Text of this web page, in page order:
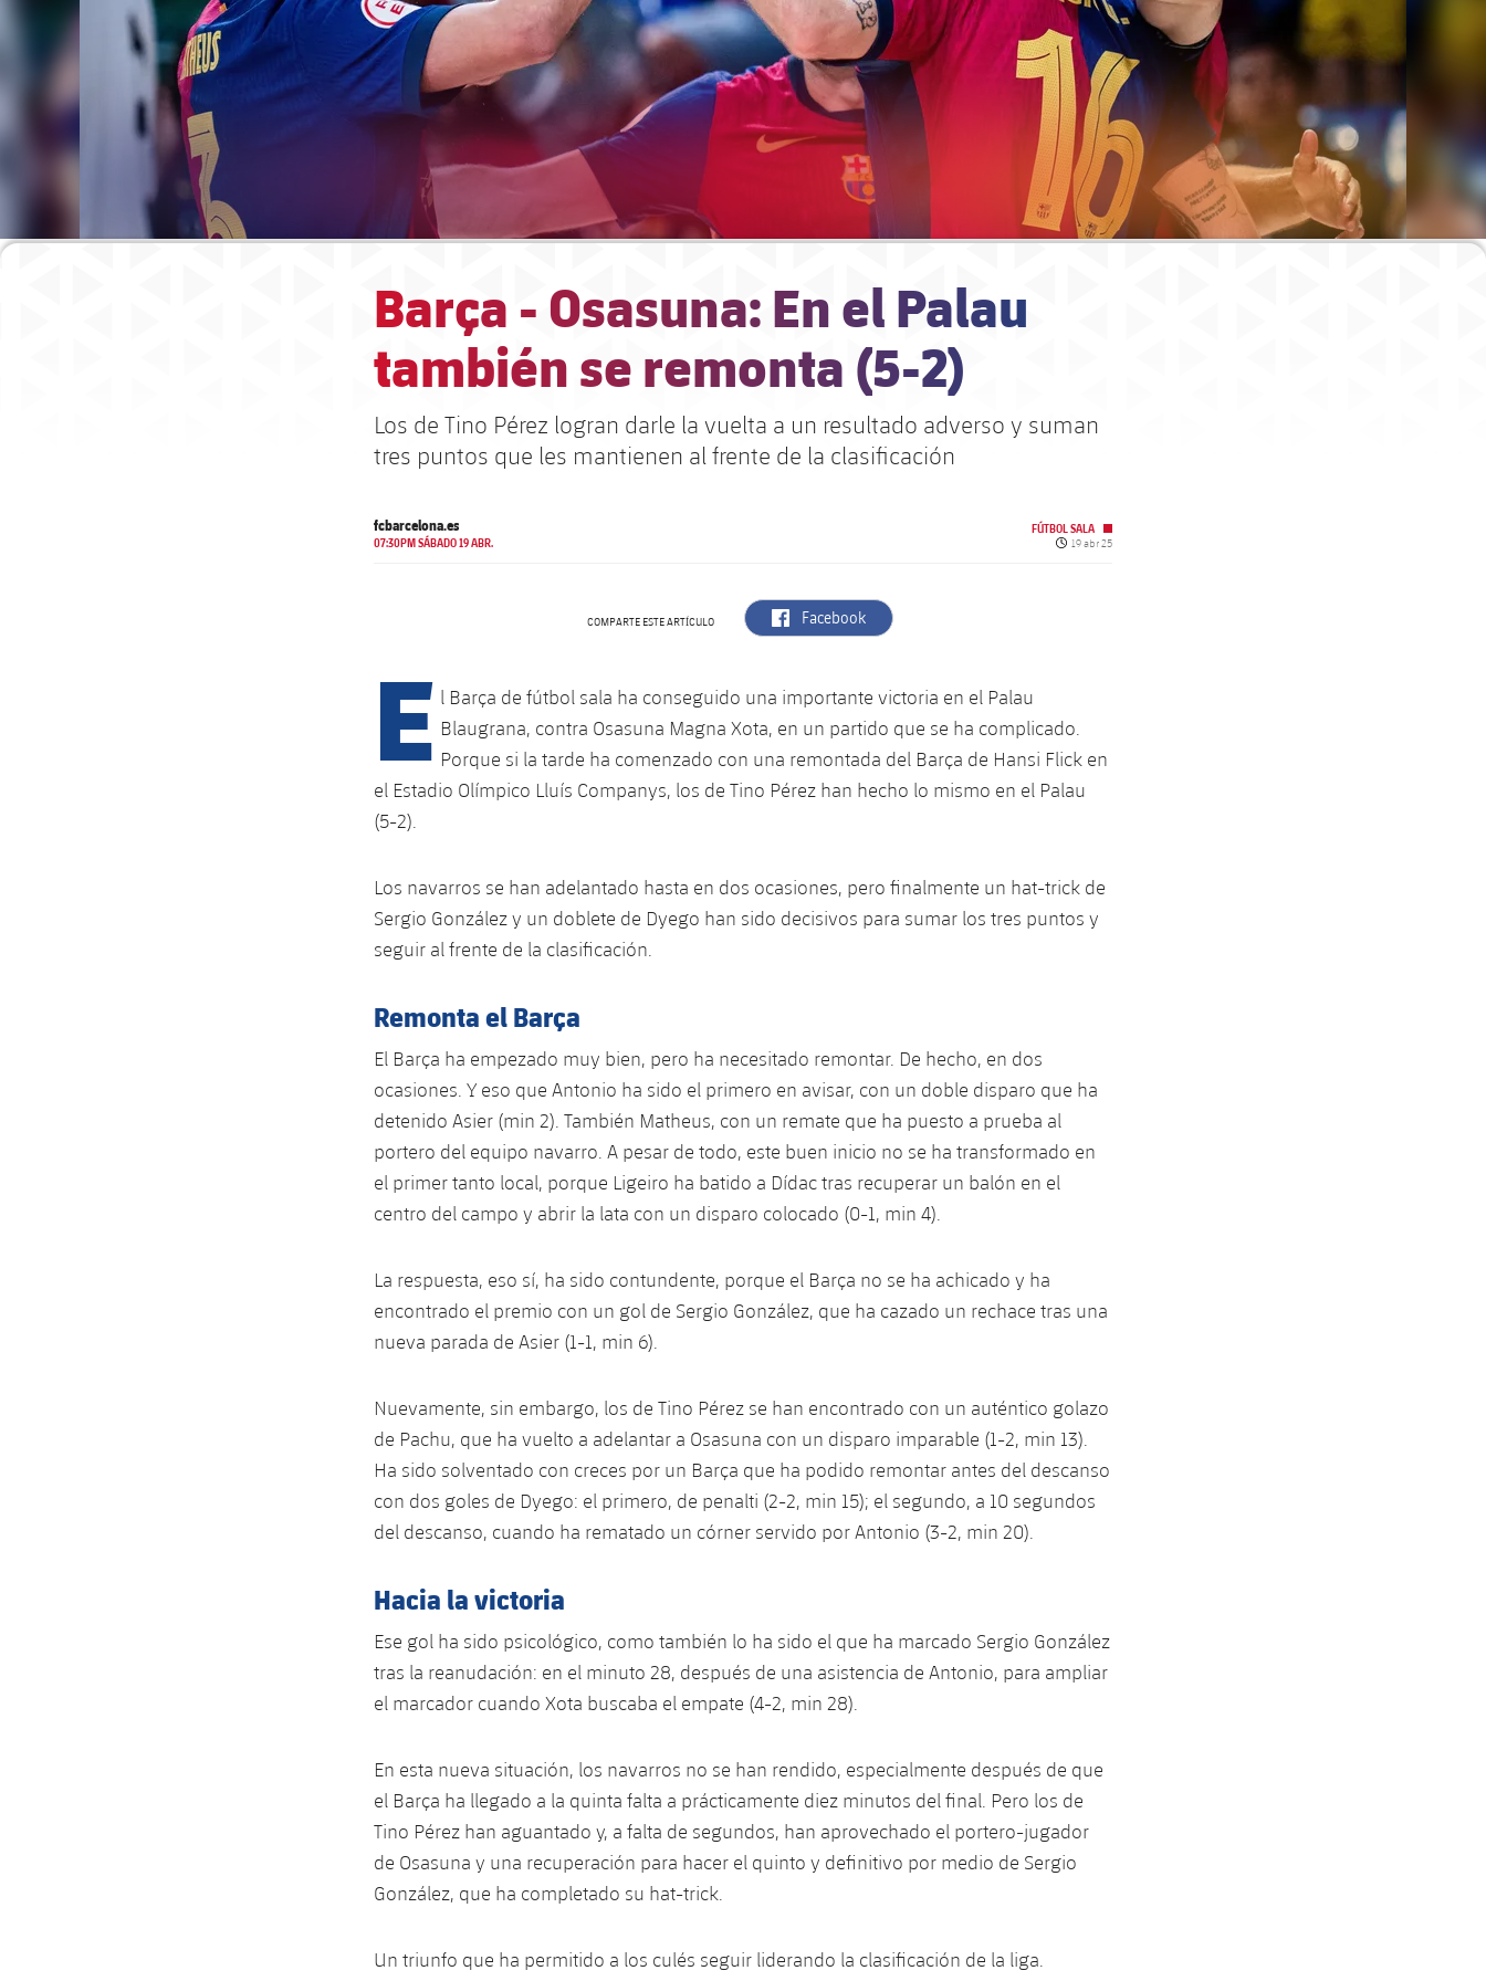
Barça - Osasuna: En el Palau
también se remonta (5-2)
Los de Tino Pérez logran darle la vuelta a un resultado adverso y suman
tres puntos que les mantienen al frente de la clasificación
fcbarcelona.es
07:30PM SÁBADO 19 ABR.
FÚTBOL SALA
Fecha de publicación
19 abr 25
COMPARTE ESTE ARTÍCULO label.aria.facebook
Facebook
E l Barça de fútbol sala ha conseguido una importante victoria en el Palau
Blaugrana, contra Osasuna Magna Xota, en un partido que se ha complicado.
Porque si la tarde ha comenzado con una remontada del Barça de Hansi Flick en
el Estadio Olímpico Lluís Companys, los de Tino Pérez han hecho lo mismo en el Palau
(5-2).
Los navarros se han adelantado hasta en dos ocasiones, pero finalmente un hat-trick de
Sergio González y un doblete de Dyego han sido decisivos para sumar los tres puntos y
seguir al frente de la clasificación.
Remonta el Barça
El Barça ha empezado muy bien, pero ha necesitado remontar. De hecho, en dos
ocasiones. Y eso que Antonio ha sido el primero en avisar, con un doble disparo que ha
detenido Asier (min 2). También Matheus, con un remate que ha puesto a prueba al
portero del equipo navarro. A pesar de todo, este buen inicio no se ha transformado en
el primer tanto local, porque Ligeiro ha batido a Dídac tras recuperar un balón en el
centro del campo y abrir la lata con un disparo colocado (0-1, min 4).
La respuesta, eso sí, ha sido contundente, porque el Barça no se ha achicado y ha
encontrado el premio con un gol de Sergio González, que ha cazado un rechace tras una
nueva parada de Asier (1-1, min 6).
Nuevamente, sin embargo, los de Tino Pérez se han encontrado con un auténtico golazo
de Pachu, que ha vuelto a adelantar a Osasuna con un disparo imparable (1-2, min 13).
Ha sido solventado con creces por un Barça que ha podido remontar antes del descanso
con dos goles de Dyego: el primero, de penalti (2-2, min 15); el segundo, a 10 segundos
del descanso, cuando ha rematado un córner servido por Antonio (3-2, min 20).
Hacia la victoria
Ese gol ha sido psicológico, como también lo ha sido el que ha marcado Sergio González
tras la reanudación: en el minuto 28, después de una asistencia de Antonio, para ampliar
el marcador cuando Xota buscaba el empate (4-2, min 28).
En esta nueva situación, los navarros no se han rendido, especialmente después de que
el Barça ha llegado a la quinta falta a prácticamente diez minutos del final. Pero los de
Tino Pérez han aguantado y, a falta de segundos, han aprovechado el portero-jugador
de Osasuna y una recuperación para hacer el quinto y definitivo por medio de Sergio
González, que ha completado su hat-trick.
Un triunfo que ha permitido a los culés seguir liderando la clasificación de la liga.